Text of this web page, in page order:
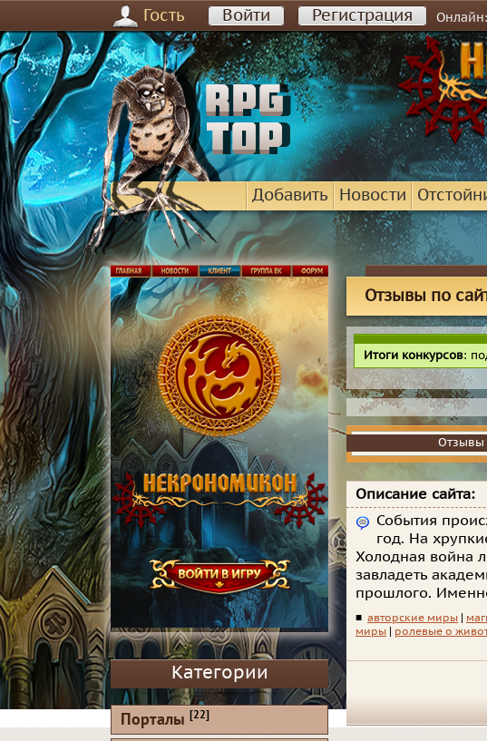
Гость Войти Регистрация Онлайн:
Добавить Новости
Отзывы по
Итоги конкурсов:
Отзывы
Отзывы
Описание сайта:
События
год. На
Холодная война
завладеть
прошлого.
■ авторские миры
миры
ролевые о
Категории
Порталы [22]